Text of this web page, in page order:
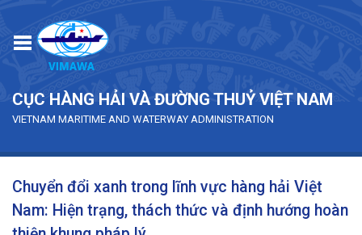
CỤC HÀNG HẢI VÀ ĐƯỜNG THUỶ VIỆT NAM
VIETNAM MARITIME AND WATERWAY ADMINISTRATION
Chuyển đổi xanh trong lĩnh vực hàng hải Việt
Nam: Hiện trạng, thách thức và định hướng hoàn